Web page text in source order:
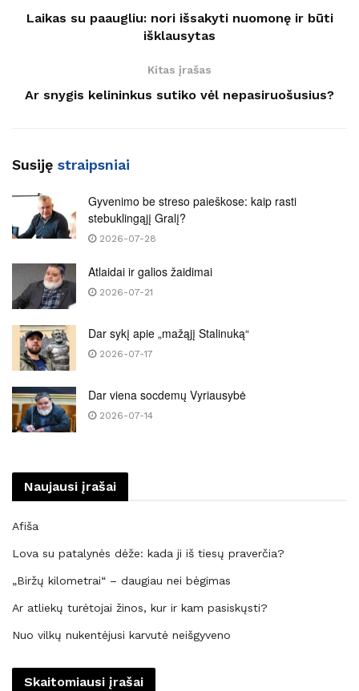
Laikas su paaugliu: nori išsakyti nuomonę ir būti
išklausytas
Kitas įrašas
Ar snygis kelininkus sutiko vėl nepasiruošusius?
Susiję straipsniai
Gyvenimo be streso paieškose: kaip rasti
stebuklingąjį Gralį?
2026-07-28
Atlaidai ir galios žaidimai
2026-07-21
Dar sykį apie „mažąjį Stalinuką“
2026-07-17
Dar viena socdemų Vyriausybė
2026-07-14
Naujausi įrašai
Afiša
Lova su patalynės dėže: kada ji iš tiesų praverčia?
„Biržų kilometrai“ – daugiau nei bėgimas
Ar atliekų turėtojai žinos, kur ir kam pasiskųsti?
Nuo vilkų nukentėjusi karvutė neišgyveno
Skaitomiausi įrašai